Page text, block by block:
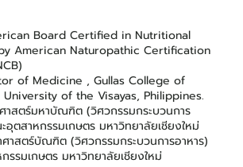
Board Certified in Nutritional
American Naturopathic Certification
of Medicine , Gullas College of
of the Visayas, Philippines.
าสตร์มหาบัณฑิต (วิศวกรรมกระบวนการ
อุตสาหกรรมเกษตร มหาวิทยาลัยเชียงใหม่
าสตร์บัณฑิต (วิศวกรรมกระบวนการอาหาร)
รรมเกษตร มหาวิทยาลัยเชียงใหม่